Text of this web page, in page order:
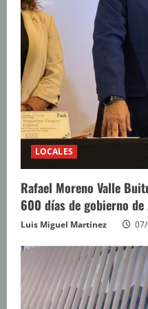
LOCALES
Rafael Moreno Valle
600 días de gobierno
Luis Miguel Martínez